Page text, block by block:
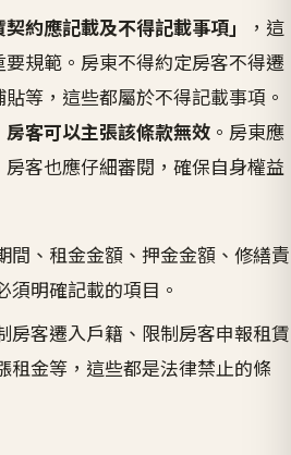
契約應記載及不得記載事項」
，這
規範。房東不得約定房客不得遷
等，這些都屬於不得記載事項。
房客可以主張該條款無效 。房東應
客也應仔細審閱，確保自身權益
間、租金金額、押金金額、修繕責
須明確記載的項目。
房客遷入戶籍、限制房客申報租賃
租金等，這些都是法律禁止的條